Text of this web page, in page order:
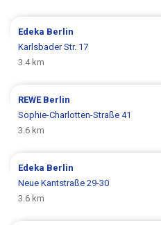
Edeka Berlin
Karlsbader Str. 17
3.4 km
REWE Berlin
Sophie-Charlotten-Straße 41
3.6 km
Edeka Berlin
Neue Kantstraße 29-30
3.6 km